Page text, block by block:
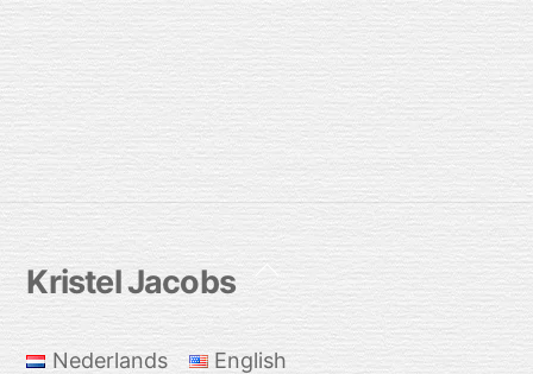
Back
Top
Kristel Jacobs
Nederlands English